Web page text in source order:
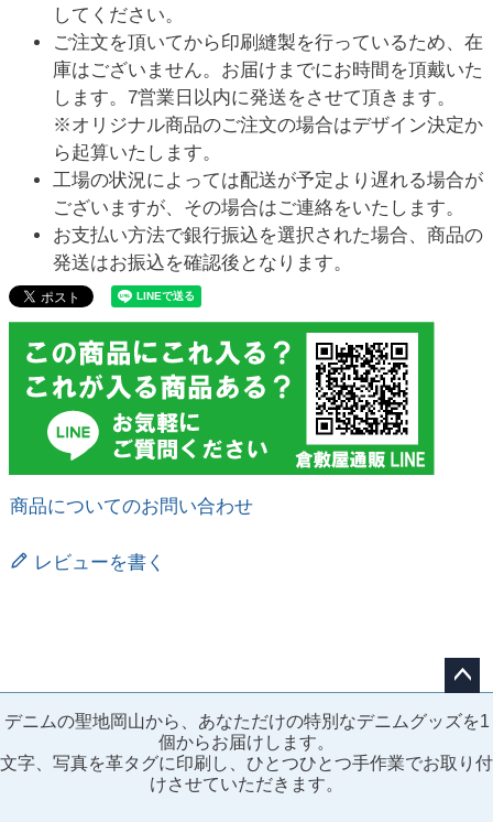
してください。
ご注文を頂いてから印刷縫製を行っているため、在
庫はございません。お届けまでにお時間を頂戴いた
します。7営業日以内に発送をさせて頂きます。
※オリジナル商品のご注文の場合はデザイン決定か
ら起算いたします。
工場の状況によっては配送が予定より遅れる場合が
ございますが、その場合はご連絡をいたします。
お支払い方法で銀行振込を選択された場合、商品の
発送はお振込を確認後となります。
商品についてのお問い合わせ
レビューを書く
ジト
ップ
へ
デニムの聖地岡山から、あなただけの特別なデニムグッズを1
個からお届けします。
文字、写真を革タグに印刷し、ひとつひとつ手作業でお取り付
けさせていただきます。